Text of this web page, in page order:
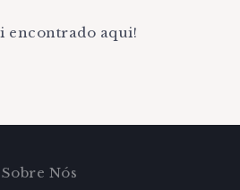
encontrado aqui!
Sobre Nós